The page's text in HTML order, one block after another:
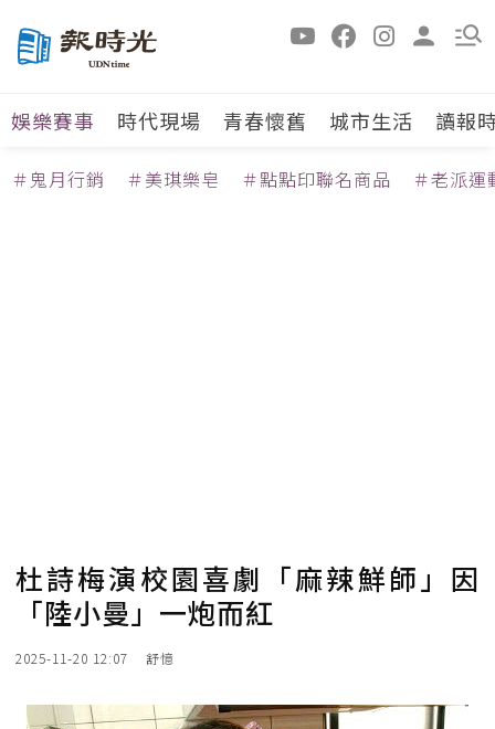
娛樂賽事 時代現場 青春懷舊 城市生活 讀報
＃鬼月行銷 ＃美琪樂皂 ＃點點印聯名商品 ＃老派運
杜詩梅演校園喜劇「麻辣鮮師」因
「陸小曼」一炮而紅
2025-11-20 12:07 舒憶